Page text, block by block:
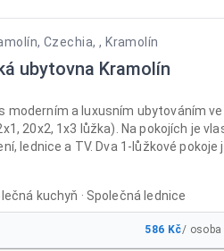
Czechia, , Kramolín
ubytovna Kramolín
moderním a luxusním ubytováním ve
20x2, 1x3 lůžka). Na pokojích je
lednice a TV. Dva 1-lůžkové pokoje
kol, prádelna, společná
na grilování a zahradní párty.
kuchyň · Společná lednice
586 Kč/